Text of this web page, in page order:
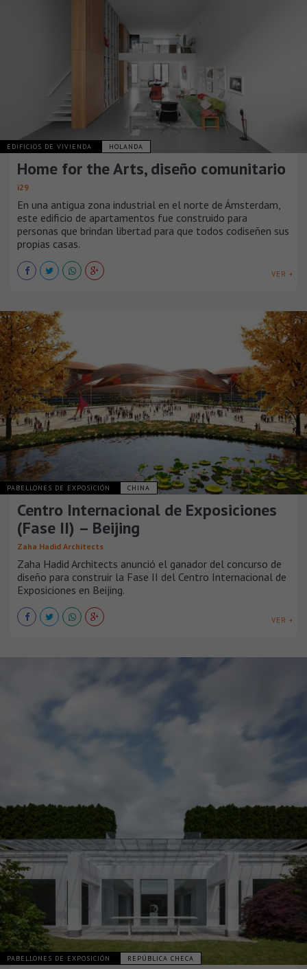
EDIFICIOS DE VIVIENDA HOLANDA
Home for the Arts, diseño comunitario
i29
En una antigua zona industrial en el norte de Ámsterdam,
este edificio de apartamentos fue construido para
personas que brindan libertad para que todos codiseñen sus
propias casas.
VER +
PABELLONES DE EXPOSICIÓN CHINA
Centro Internacional de Exposiciones
(Fase II) – Beijing
Zaha Hadid Architects
Zaha Hadid Architects anunció el ganador del concurso de
diseño para construir la Fase II del Centro Internacional de
Exposiciones en Beijing.
VER +
PABELLONES DE EXPOSICIÓN REPÚBLICA CHECA